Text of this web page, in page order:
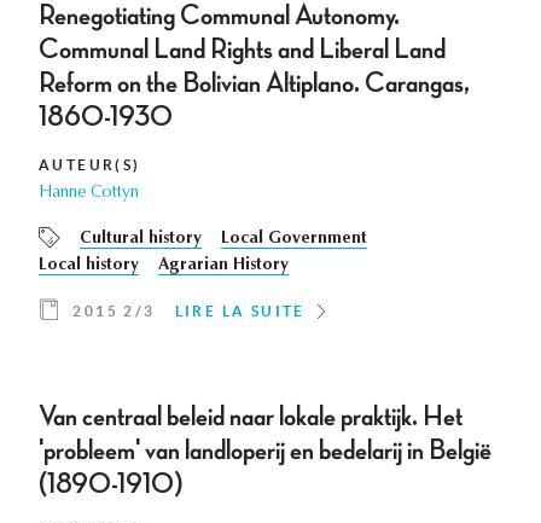
Renegotiating Communal Autonomy.
Communal Land Rights and Liberal Land
Reform on the Bolivian Altiplano. Carangas,
1860-1930
AUTEUR(S)
Hanne Cottyn
Cultural history
Local Government
Local history
Agrarian History
2015 2/3 LIRE LA SUITE
Van centraal beleid naar lokale praktijk. Het
'probleem' van landloperij en bedelarij in België
(1890-1910)